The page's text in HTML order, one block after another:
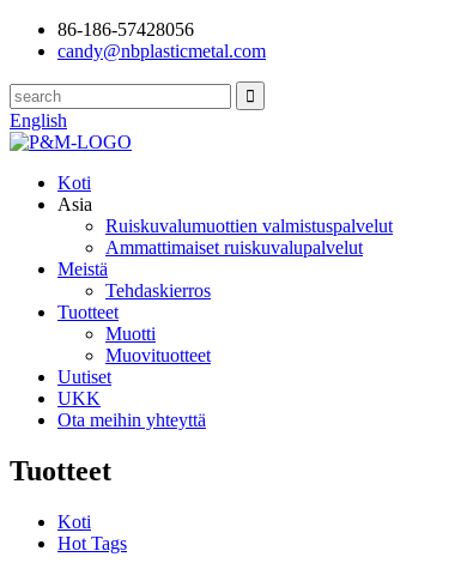
86-186-57428056
candy@nbplasticmetal.com
English
Koti
Asia
Ruiskuvalumuottien valmistuspalvelut
Ammattimaiset ruiskuvalupalvelut
Meistä
Tehdaskierros
Tuotteet
Muotti
Muovituotteet
Uutiset
UKK
Ota meihin yhteyttä
Tuotteet
Koti
Hot Tags